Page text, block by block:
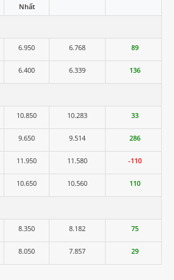
Nhất
6.950 6.768 89
6.400 6.339 136
10.850 10.283 33
9.650 9.514 286
11.950 11.580 -110
10.650 10.560 110
8.350 8.182 75
8.050 7.857 29